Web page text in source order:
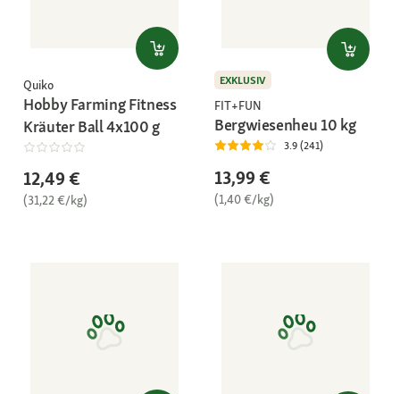
Quiko
Hobby Farming Fitness
Kräuter Ball 4x100 g
12,49 €
(31,22 €/kg)
EXKLUSIV
FIT+FUN
Bergwiesenheu 10 kg
3.9 (241)
13,99 €
(1,40 €/kg)